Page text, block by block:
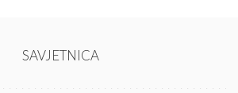
SAVJETNICA